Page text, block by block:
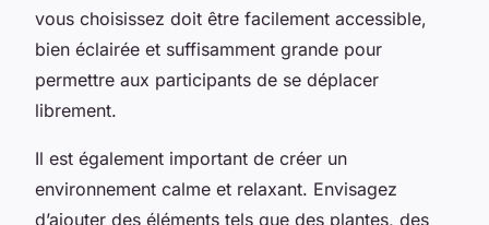
vous choisissez doit être facilement accessible,
bien éclairée et suffisamment grande pour
permettre aux participants de se déplacer
librement.
Il est également important de créer un
environnement calme et relaxant. Envisagez
d’ajouter des éléments tels que des plantes, des